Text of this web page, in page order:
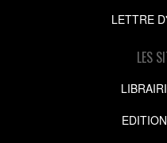
LETTRE
LES